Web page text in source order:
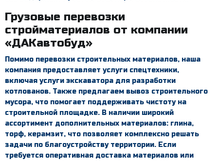
Грузовые перевозки
стройматериалов от компании
«ДАКавтобуд»
Помимо перевозки строительных материалов, наша
компания предоставляет услуги спецтехники,
включая услуги экскаватора для разработки
котлованов. Также предлагаем вывоз строительного
мусора, что помогает поддерживать чистоту на
строительной площадке. В наличии широкий
ассортимент дополнительных материалов: глина,
торф, керамзит, что позволяет комплексно решать
задачи по благоустройству территории. Если
требуется оперативная доставка материалов или